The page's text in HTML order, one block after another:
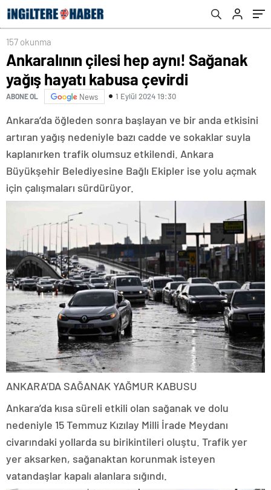
157 okunma
Ankaralının çilesi hep aynı! Sağanak
yağış hayatı kabusa çevirdi
ABONE OL News 1 Eylül 2024 19:30
Ankara’da öğleden sonra başlayan ve bir anda etkisini
artıran yağış nedeniyle bazı cadde ve sokaklar suyla
kaplanırken trafik olumsuz etkilendi. Ankara
Büyükşehir Belediyesine Bağlı Ekipler ise yolu açmak
için çalışmaları sürdürüyor.
ANKARA’DA SAĞANAK YAĞMUR KABUSU
Ankara’da kısa süreli etkili olan sağanak ve dolu
nedeniyle 15 Temmuz Kızılay Milli İrade Meydanı
civarındaki yollarda su birikintileri oluştu. Trafik yer
yer aksarken, sağanaktan korunmak isteyen
vatandaşlar kapalı alanlara sığındı.